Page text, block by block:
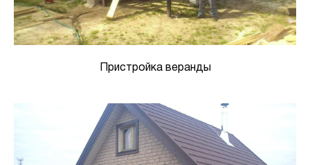
Пристройка веранды